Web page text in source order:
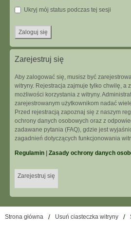
Ukryj mój status podczas tej sesji
Zarejestruj się
Aby zalogować się, musisz być
witryny. Rejestracja zajmuje tylko chwilę, a
możliwości korzystania z witryny.
zarejestrowanym użytkownikom nadać
Przed rejestracją zapoznaj się z naszym
ochrony danych osobowych oraz z
zadawane pytania (FAQ), gdzie jest
zagadnień dotyczących funkcjonowania
Regulamin Zasady ochrony danych
Zarejestruj się
Strona główna Usuń ciasteczka witryny